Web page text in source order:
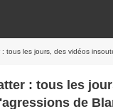
des vidéos insoutenables d'agressions
: tous les
de